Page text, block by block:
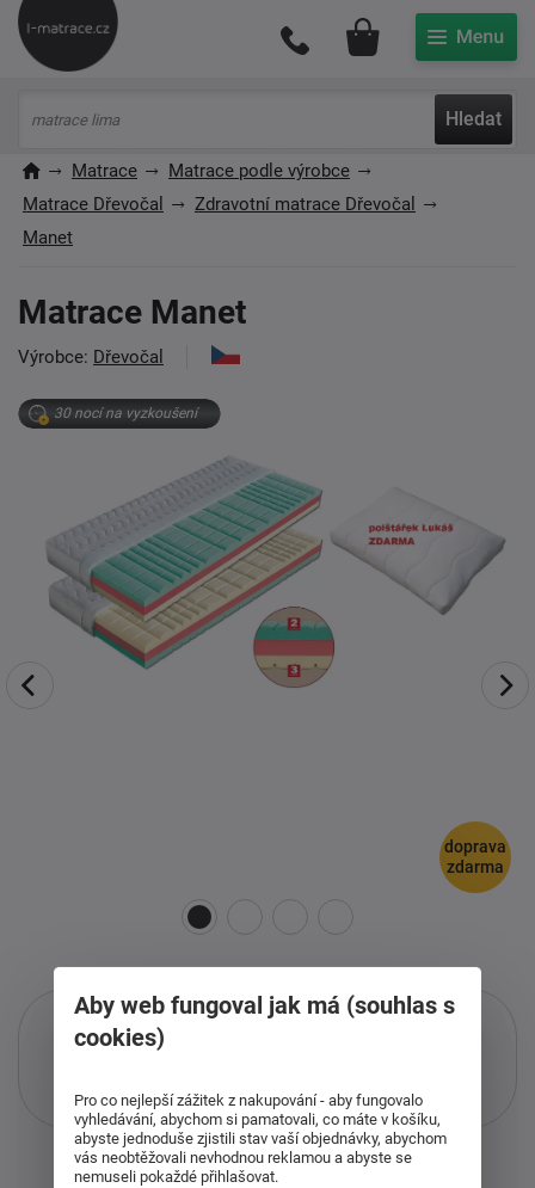
Hledat
Můj účet
Matrace
Matrace podle výrobce
Matrace Dřevočal
Zdravotní matrace Dřevočal
Manet
Matrace Manet
Výrobce: Dřevočal
30 nocí na vyzkoušení
doprava
zdarma
Pouze při nákupu přes i-matrace.cz
Více informacío službě.
Aby web fungoval jak má (souhlas s
cookies)
Pro co nejlepší zážitek z nakupování - aby fungovalo
vyhledávání, abychom si pamatovali, co máte v košíku,
abyste jednoduše zjistili stav vaší objednávky, abychom
vás neobtěžovali nevhodnou reklamou a abyste se
nemuseli pokaždé přihlašovat.